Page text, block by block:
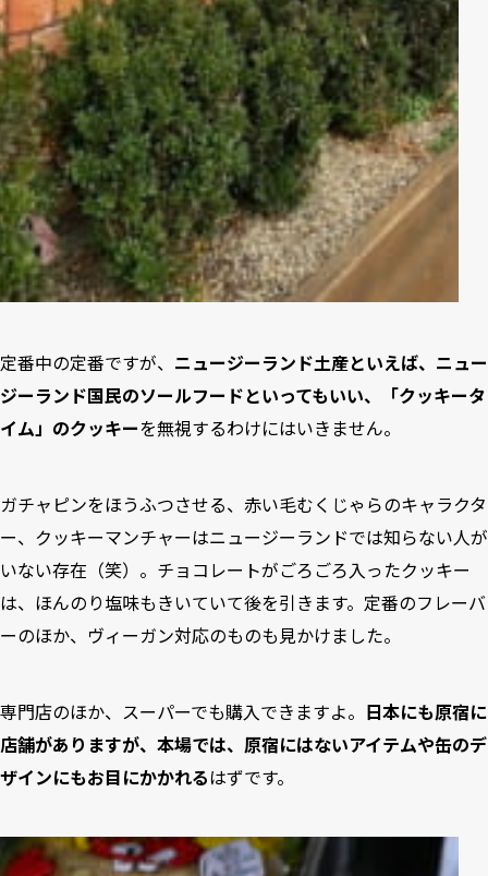
定番中の定番ですが、 ニュージーランド土産といえば、ニュー
ジーランド国民のソールフードといってもいい、「クッキータ
イム」のクッキーを無視するわけにはいきません。
ガチャピンをほうふつさせる、赤い毛むくじゃらのキャラクタ
ー、クッキーマンチャーはニュージーランドでは知らない人が
いない存在（笑）。チョコレートがごろごろ入ったクッキー
は、ほんのり塩味もきいていて後を引きます。定番のフレーバ
ーのほか、ヴィーガン対応のものも見かけました。
専門店のほか、スーパーでも購入できますよ。 日本にも原宿に
店舗がありますが、本場では、原宿にはないアイテムや缶のデ
ザインにもお目にかかれるはずです。